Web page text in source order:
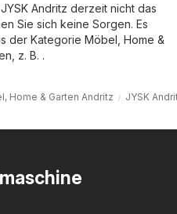
Andritz derzeit nicht das
Sie sich keine Sorgen. Es
der Kategorie Möbel, Home &
z. B. .
Home & Garten Andritz JYSK